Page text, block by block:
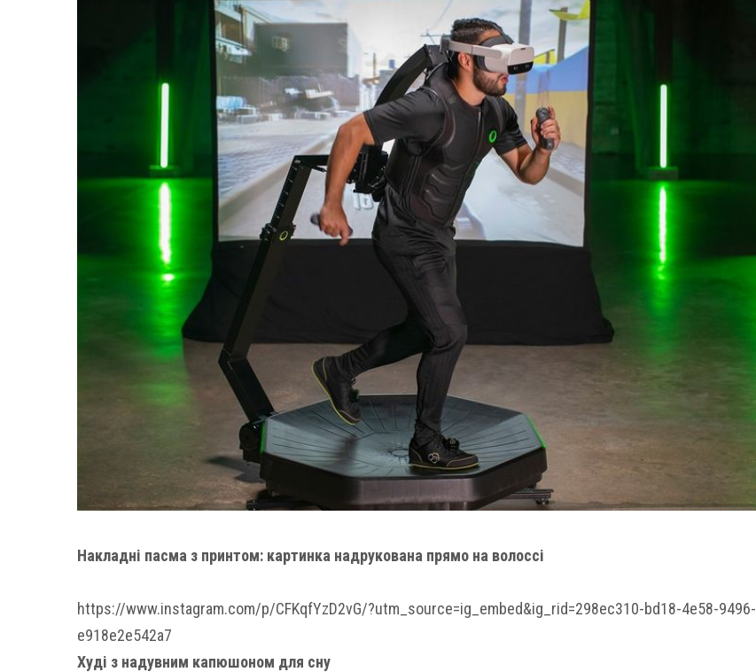
Накладні пасма з принтом: картинка надрукована прямо на волоссі
https://www.instagram.com/p/CFKqfYzD2vG/?utm_source=ig_embed&ig_rid=298ec310-bd18-4e58-9496-
e918e2e542a7
Худі з надувним капюшоном для сну